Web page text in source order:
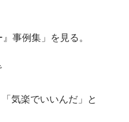
事例集」を見る。
気楽でいいんだ」と